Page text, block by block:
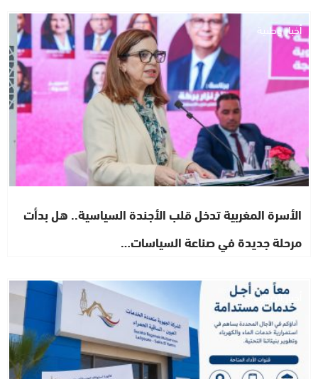
أخبار وطنية
الأسرة المغربية تدخل قلب الأجندة السياسية.. هل بدأت
مرحلة جديدة في صناعة السياسات…
أخبار الصحراء